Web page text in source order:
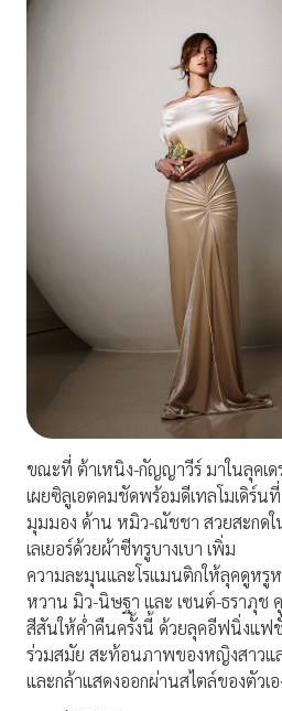
ขณะที่ ต้าเหนิง-กัญญาวีร์ มาในลุคเ
เผยซิลูเอตคมชัดพร้อมดีเทลโมเดิร์น
มุมมอง ด้าน หมิว-ณัชชา สวยสะกดใ
เลเยอร์ด้วยผ้าซีทรูบางเบา เพิ่ม
ความละมุนและโรแมนติกให้ลุคดูหรู
หวาน มิว-นิษฐา และ เซนต์-ธราภุช
สีสันให้ค่ำคืนครั้งนี้ ด้วยลุคอีฟนิ่งแ
ร่วมสมัย สะท้อนภาพของหญิงสาวแ
และกล้าแสดงออกผ่านสไตล์ของตัวเอ